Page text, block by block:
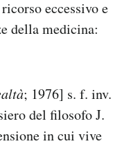
eccessivo e
della medicina:
; 1976] s. f. inv.
del filosofo J.
in cui vive